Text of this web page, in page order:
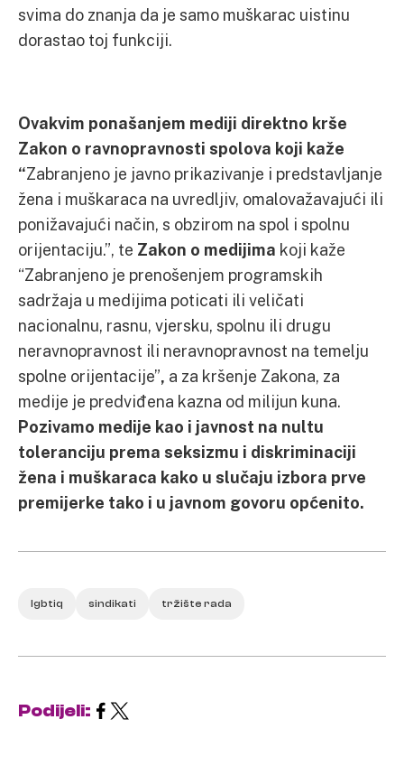
svima do znanja da je samo muškarac uistinu
dorastao toj funkciji.
Ovakvim ponašanjem mediji direktno krše
Zakon o ravnopravnosti spolova koji kaže
“Zabranjeno je javno prikazivanje i predstavljanje
žena i muškaraca na uvredljiv, omalovažavajući ili
ponižavajući način, s obzirom na spol i spolnu
orijentaciju.”, te Zakon o medijima koji kaže
“Zabranjeno je prenošenjem programskih
sadržaja u medijima poticati ili veličati
nacionalnu, rasnu, vjersku, spolnu ili drugu
neravnopravnost ili neravnopravnost na temelju
spolne orijentacije”, a za kršenje Zakona, za
medije je predviđena kazna od milijun kuna.
Pozivamo medije kao i javnost na nultu
toleranciju prema seksizmu i diskriminaciji
žena i muškaraca kako u slučaju izbora prve
premijerke tako i u javnom govoru općenito.
lgbtiq sindikati tržište rada
Podijeli: